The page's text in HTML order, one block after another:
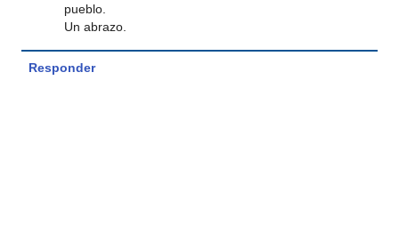
pueblo.
Un abrazo.
Responder